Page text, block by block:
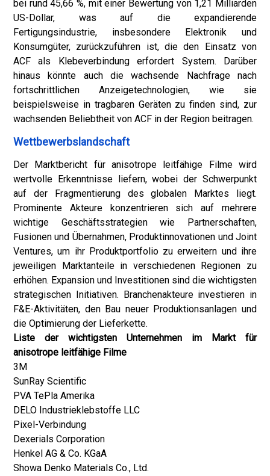
bei rund 45,66 %, mit einer Bewertung von 1,21 Milliarden
US-Dollar, was auf die expandierende
Fertigungsindustrie, insbesondere Elektronik und
Konsumgüter, zurückzuführen ist, die den Einsatz von
ACF als Klebeverbindung erfordert System. Darüber
hinaus könnte auch die wachsende Nachfrage nach
fortschrittlichen Anzeigetechnologien, wie sie
beispielsweise in tragbaren Geräten zu finden sind, zur
wachsenden Beliebtheit von ACF in der Region beitragen.
Wettbewerbslandschaft
Der Marktbericht für anisotrope leitfähige Filme wird
wertvolle Erkenntnisse liefern, wobei der Schwerpunkt
auf der Fragmentierung des globalen Marktes liegt.
Prominente Akteure konzentrieren sich auf mehrere
wichtige Geschäftsstrategien wie Partnerschaften,
Fusionen und Übernahmen, Produktinnovationen und Joint
Ventures, um ihr Produktportfolio zu erweitern und ihre
jeweiligen Marktanteile in verschiedenen Regionen zu
erhöhen. Expansion und Investitionen sind die wichtigsten
strategischen Initiativen. Branchenakteure investieren in
F&E-Aktivitäten, den Bau neuer Produktionsanlagen und
die Optimierung der Lieferkette.
Liste der wichtigsten Unternehmen im Markt für
anisotrope leitfähige Filme
3M
SunRay Scientific
PVA TePla Amerika
DELO Industrieklebstoffe LLC
Pixel-Verbindung
Dexerials Corporation
Henkel AG & Co. KGaA
Showa Denko Materials Co., Ltd.